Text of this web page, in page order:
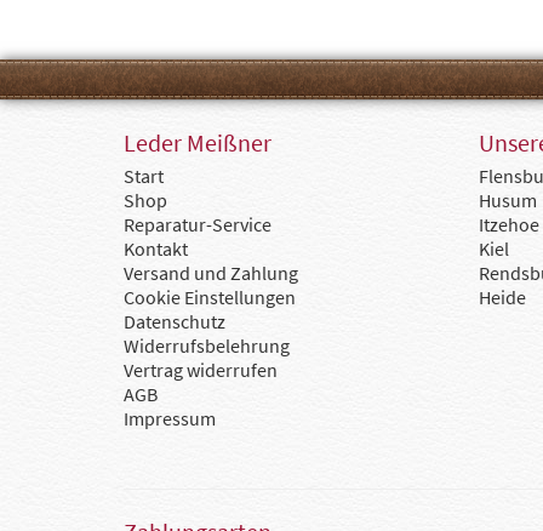
Leder Meißner
Start
Shop
Reparatur-Service
Kontakt
Versand und Zahlung
Cookie Einstellungen
Datenschutz
Widerrufsbelehrung
Vertrag widerrufen
AGB
Impressum
Husum
Itzehoe
Kiel
Heide